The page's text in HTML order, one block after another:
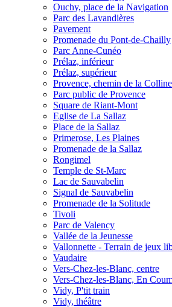
Ouchy, place de la Navigation
Parc des Lavandières
Pavement
Promenade du Pont-de-Chailly
Parc Anne-Cunéo
Prélaz, inférieur
Prélaz, supérieur
Provence, chemin de la
Parc public de Provence
Square de Riant-Mont
Eglise de La Sallaz
Place de la Sallaz
Primerose, Les Plaines
Promenade de la Sallaz
Rongimel
Temple de St-Marc
Lac de Sauvabelin
Signal de Sauvabelin
Promenade de la Solitude
Tivoli
Parc de Valency
Vallée de la Jeunesse
Vallonnette - Terrain de jeux
Vaudaire
Vers-Chez-les-Blanc, centre
Vers-Chez-les-Blanc, En
Vidy, P'tit train
Vidy, théâtre